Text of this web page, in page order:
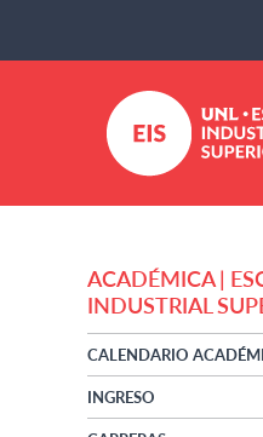
ACADÉMICA |
INDUSTRIAL
CALENDARIO
INGRESO